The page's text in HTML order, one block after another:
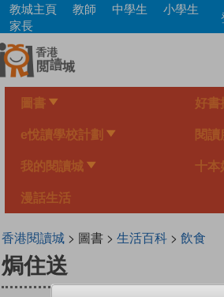
Skip
main
content
教城主頁 教師 中學生
小學生
家長
圖書 好書
e悅讀學校計劃 閱讀
我的閱讀城 十本
漫話生活
香港閱讀城> 圖書 > 生活百科> 飲食
焗住送